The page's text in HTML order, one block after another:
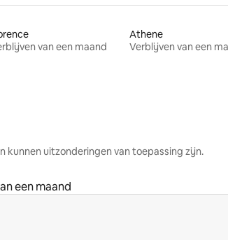
van een maand
Athene
Verblijven van een
kunnen uitzonderingen van toepassing zijn.
een maand